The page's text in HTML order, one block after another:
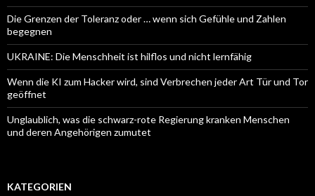
Die Grenzen der Toleranz oder … wenn sich Gefühle und Zahlen
begegnen
UKRAINE: Die Menschheit ist hilflos und nicht lernfähig
Wenn die KI zum Hacker wird, sind Verbrechen jeder Art Tür und Tor
geöffnet
Unglaublich, was die schwarz-rote Regierung kranken Menschen
und deren Angehörigen zumutet
KATEGORIEN